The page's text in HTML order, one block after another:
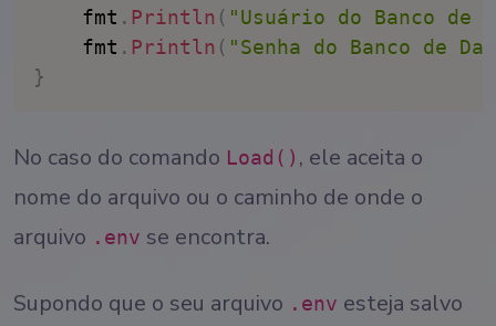
	fmt
. Println ( "Usuário do Banco de
	fmt
. Println ( "Senha do Banco de
}
No caso do comando Load() , ele aceita o
nome do arquivo ou o caminho de onde o
arquivo .env se encontra.
Supondo que o seu arquivo .env esteja salvo